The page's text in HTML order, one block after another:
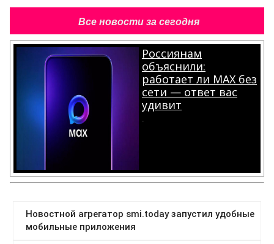
объяснили:
работает ли MAX без
сети — ответ вас
удивит
.